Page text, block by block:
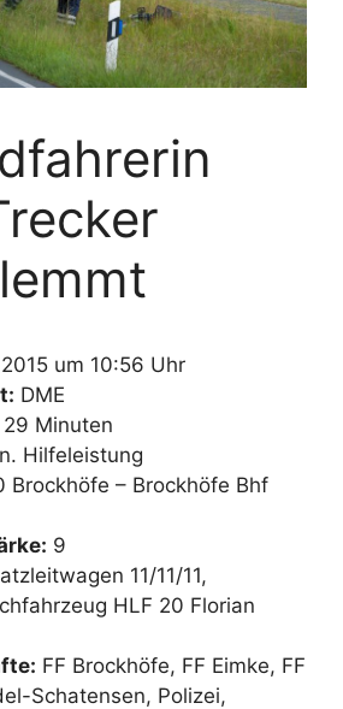
um 10:56 Uhr
DME
Minuten
Hilfeleistung
Brockhöfe – Brockhöfe Bhf
9
11/11/11,
HLF 20 Florian
FF Brockhöfe, FF Eimke, FF
Schatensen, Polizei,